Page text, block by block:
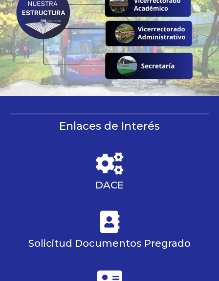
Enlaces de Interés
DACE
Solicitud Documentos Pregrado